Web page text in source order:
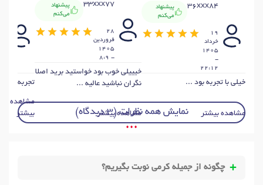
36xxx84
پیشنهاد
می‌کنم
19
خرداد
1405
-
22:12
خیلی با تجربه بود ...
مشاهده بیشتر
33xxx77
پیشنهاد
می‌کنم
28
فروردين
1405
- 8:9
خیییلی خوب بود خواستید برید اصلا
نگران نباشید عالیه ...
مشاهده بیشتر
تجربه
مشاهده
بیشتر
نمایش همه نظرات (3 دیدگاه)
• • •
چگونه از جمیله کرمی نوبت بگیریم؟